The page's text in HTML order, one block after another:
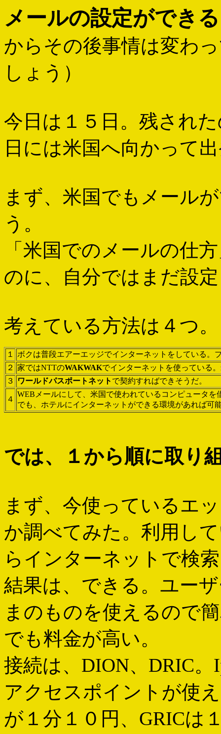
メールの設定ができ
からその後事情は変わ
しょう）
今日は１５日。残され
日には米国へ向かって
まず、米国でもメール
う。
「米国でのメールの仕
のに、自分ではまだ設
考えている方法は４つ。
１
ボクは普段エアーエッジでインターネットをしている。
２ 家ではNTTのWAKWAKでインターネットを使っている
３
ワールドパスポートネット で契約すればできそうだ。
４
WEBメールにして、米国で使われているコンピュータを
でも、ホテルにインターネットができる環境があれば可
では、１から順に取り
まず、今使っているエ
か調べてみた。利用し
らインターネットで検
結果は、できる。ユー
まのものを使えるので
でも料金が高い。
接続は、DION、DRIC
アクセスポイントが使
が１分１０円、GRICは